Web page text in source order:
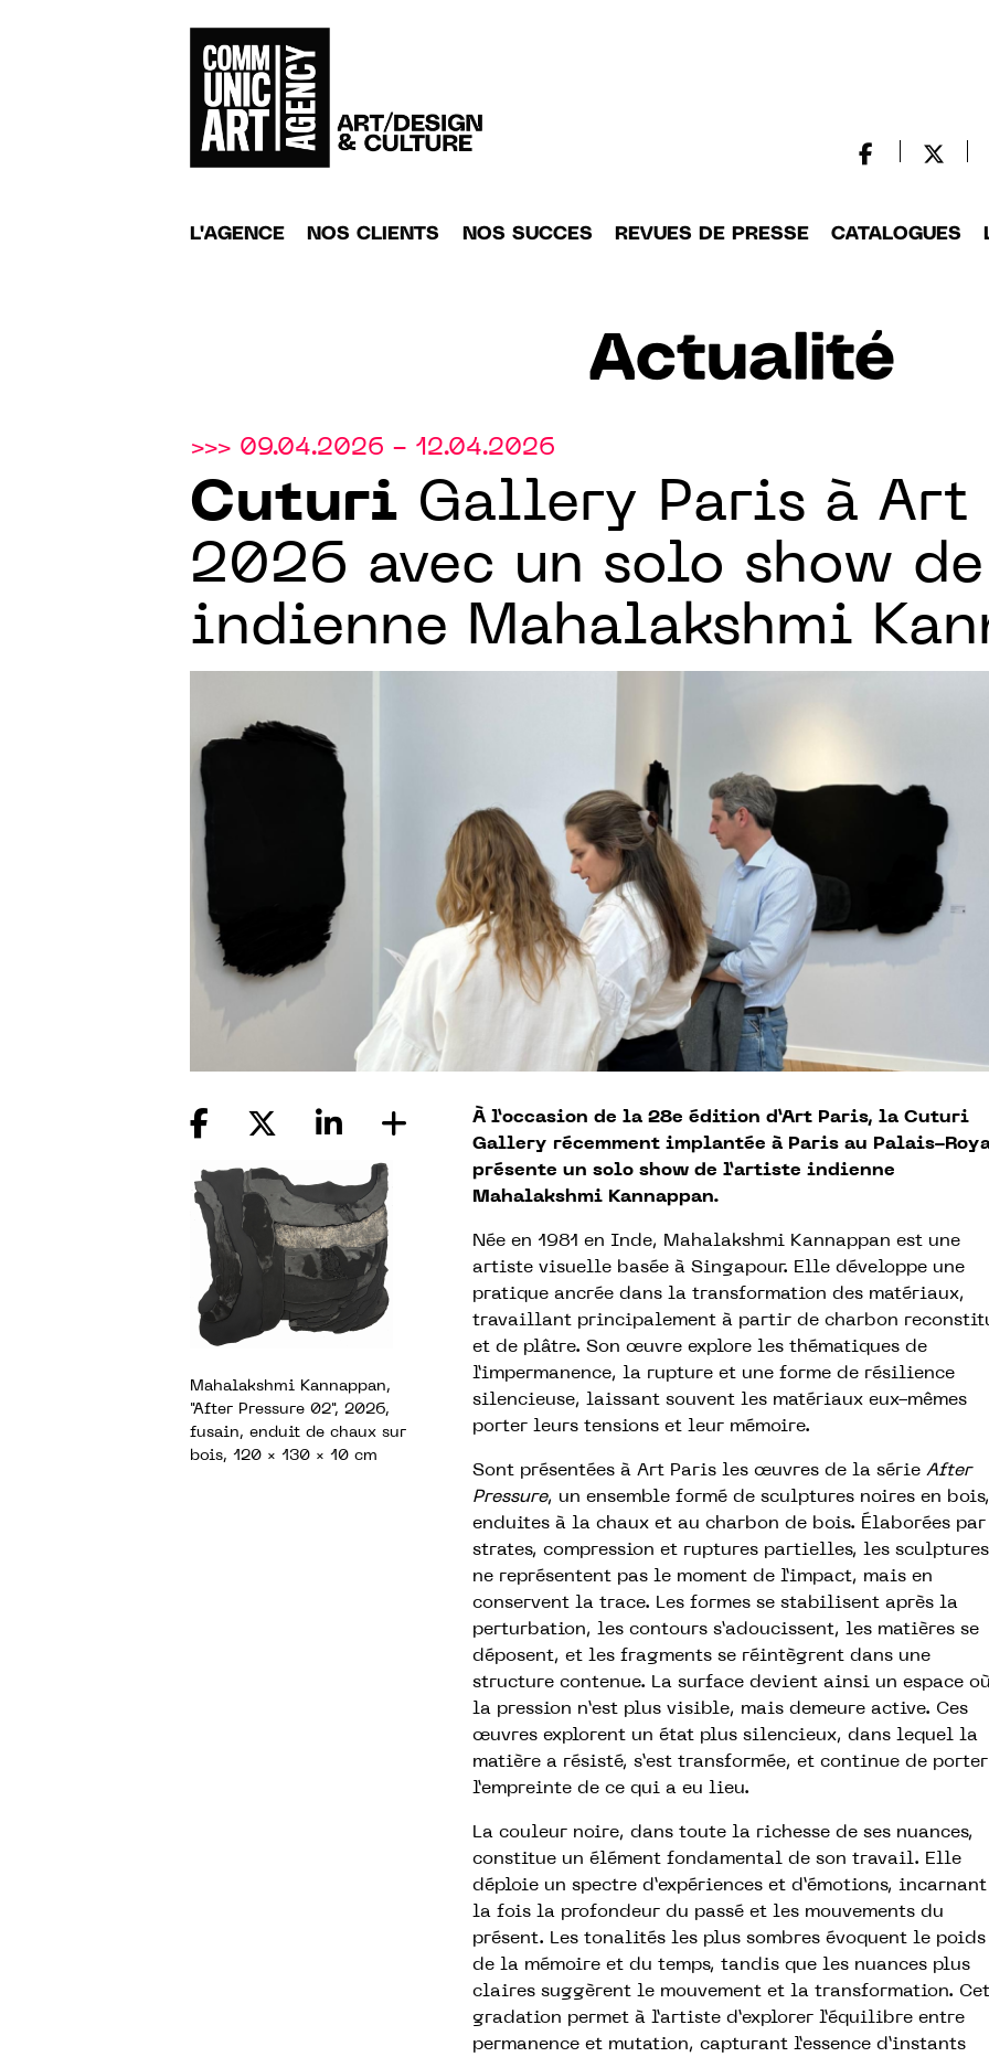
L'AGENCE NOS CLIENTS NOS SUCCES REVUES DE PRESSE CATALOGUES
Actualité
>>> 09.04.2026 - 12.04.2026
Cuturi Gallery Paris à Art
2026 avec un solo show
indienne Mahalakshmi
Mahalakshmi Kannappan,
"After Pressure 02", 2026,
fusain, enduit de chaux sur
bois, 120 × 130 × 10 cm
À l’occasion de la 28e édition d’Art Paris, la Cuturi
Gallery récemment implantée à Paris au Palais-
présente un solo show de l’artiste indienne
Mahalakshmi Kannappan.
Née en 1981 en Inde, Mahalakshmi Kannappan est une
artiste visuelle basée à Singapour. Elle développe une
pratique ancrée dans la transformation des matériaux,
travaillant principalement à partir de charbon
et de plâtre. Son œuvre explore les thématiques de
l’impermanence, la rupture et une forme de résilience
silencieuse, laissant souvent les matériaux eux-mêmes
porter leurs tensions et leur mémoire.
Sont présentées à Art Paris les œuvres de la série After
Pressure, un ensemble formé de sculptures noires en bois,
enduites à la chaux et au charbon de bois. Élaborées par
strates, compression et ruptures partielles, les sculptures
ne représentent pas le moment de l’impact, mais en
conservent la trace. Les formes se stabilisent après la
perturbation, les contours s’adoucissent, les matières se
déposent, et les fragments se réintègrent dans une
structure contenue. La surface devient ainsi un espace où
la pression n’est plus visible, mais demeure active. Ces
œuvres explorent un état plus silencieux, dans lequel la
matière a résisté, s’est transformée, et continue de porter
l’empreinte de ce qui a eu lieu.
La couleur noire, dans toute la richesse de ses nuances,
constitue un élément fondamental de son travail. Elle
déploie un spectre d’expériences et d’émotions,
la fois la profondeur du passé et les mouvements du
présent. Les tonalités les plus sombres évoquent le poids
de la mémoire et du temps, tandis que les nuances plus
claires suggèrent le mouvement et la transformation.
gradation permet à l’artiste d’explorer l’équilibre entre
permanence et mutation, capturant l’essence d’instants